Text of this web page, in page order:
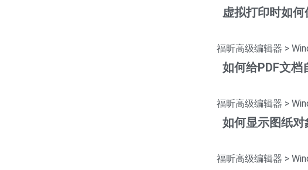
虚拟打印时如
福昕高级编辑器 >
如何给PDF文档
福昕高级编辑器 >
如何显示图纸
福昕高级编辑器 >